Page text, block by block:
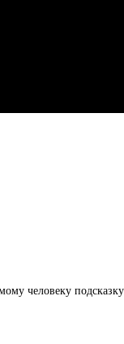
человеку подсказку